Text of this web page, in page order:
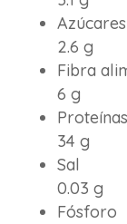
Azúcares
2.6 g
Fibra
6 g
Proteínas
34 g
Sal
0.03 g
Fósforo